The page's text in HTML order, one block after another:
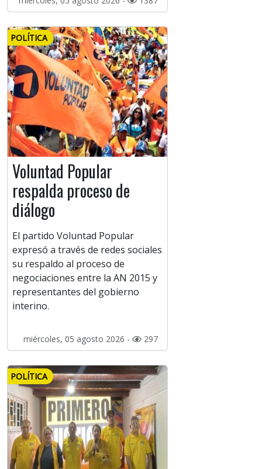
POLÍTICA
Voluntad Popular
respalda proceso de
diálogo
El partido Voluntad Popular
expresó a través de redes sociales
su respaldo al proceso de
negociaciones entre la AN 2015 y
representantes del gobierno
interino.
miércoles, 05 agosto 2026 - 297
POLÍTICA